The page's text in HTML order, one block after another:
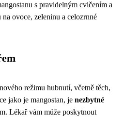
s pravidelným cvičením a
ovoce, zeleninu a celozrnné
režimu hubnutí, včetně těch,
jako je mangostan, je nezbytné
Lékař vám může poskytnout